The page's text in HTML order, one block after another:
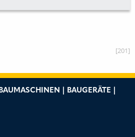
[201]
| BAUGERÄTE |